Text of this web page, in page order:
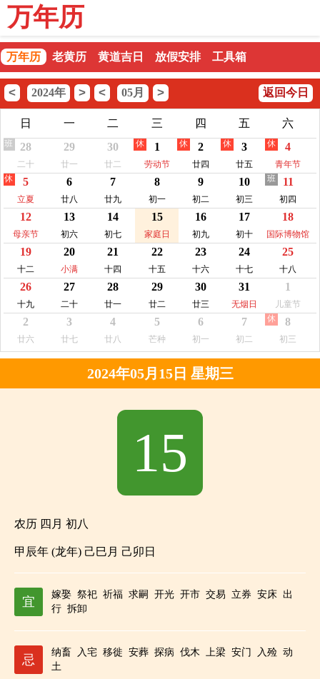
万年历
万年历 老黄历 黄道吉日 放假安排 工具箱
< 2024年 > < 05月 > 返回今日
日 一 二 三 四 五
六
28
二十
班 29
廿一
30
廿二
1
劳动节
休 2
廿四
休 3
廿五
休 4
青年节
休
5
立夏
休 6
廿八
7
廿九
8
初一
9
初二
10
初三
11
初四
班
12
母亲节
13
初六
14
初七
15
家庭日
16
初九
17
初十
18
国际博物馆
日
19
十二
20
小满
21
十四
22
十五
23
十六
24
十七
25
十八
26
十九
27
二十
28
廿一
29
廿二
30
廿三
31
无烟日
1
儿童节
2
廿六
3
廿七
4
廿八
5
芒种
6
初一
7
初二
8
初三
休
2024年05月15日 星期三
15
农历 四月 初八
甲辰年 (龙年) 己巳月 己卯日
宜
嫁娶 祭祀 祈福 求嗣 开光 开市 交易 立券 安床 出
行 拆卸
忌
纳畜 入宅 移徙 安葬 探病 伐木 上梁 安门 入殓 动
土